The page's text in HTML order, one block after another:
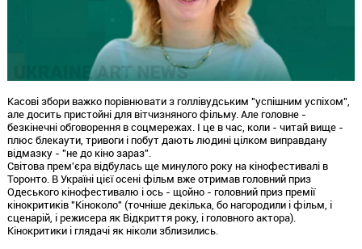
Касові збори важко порівнювати з голлівудським "успішним успіхом",
але досить пристойні для вітчизняного фільму. Але головне -
безкінечні обговорення в соцмережах. І це в час, коли - читай вище -
плюс блекаути, тривоги і побут дають людині цілком виправдану
відмазку - "не до кіно зараз".
Світова прем'єра відбулась ще минулого року на кінофестивалі в
Торонто. В Україні цієї осені фільм вже отримав головний приз
Одеського кінофестивалю і ось - щойно - головний приз премії
кінокритиків "Кіноколо" (точніше декілька, бо нагородили і фільм, і
сценарій, і режисера як Відкриття року, і головного актора).
Кінокритики і глядачі як ніколи зблизились.